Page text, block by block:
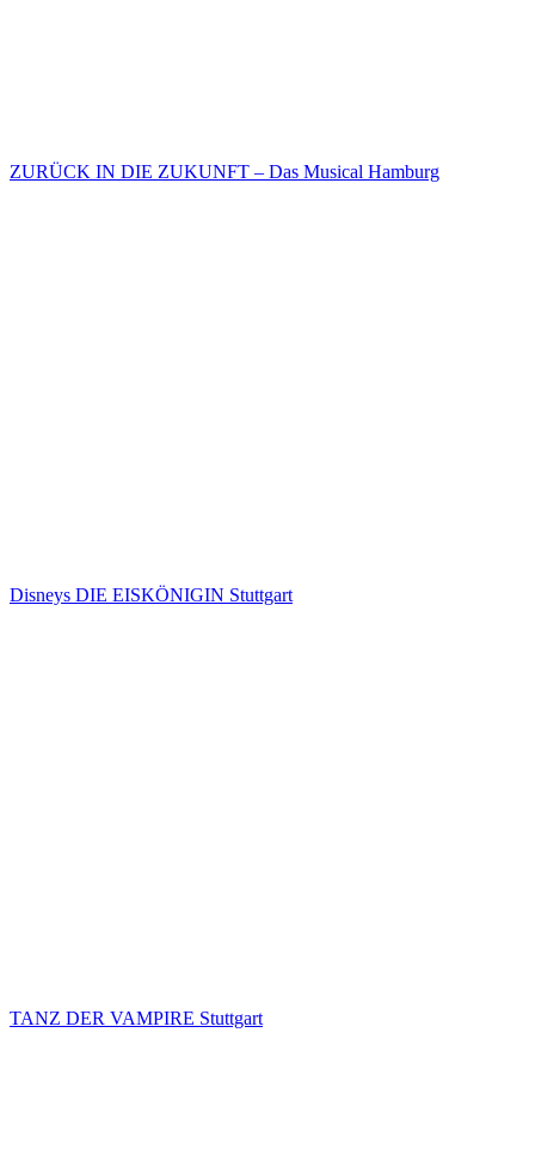
ZURÜCK IN DIE ZUKUNFT – Das Musical Hamburg
Disneys DIE EISKÖNIGIN Stuttgart
TANZ DER VAMPIRE Stuttgart